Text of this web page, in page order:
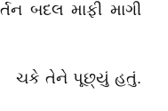
બદલ માફી માગી
ચકે તેને પૂછ્યું હતું.